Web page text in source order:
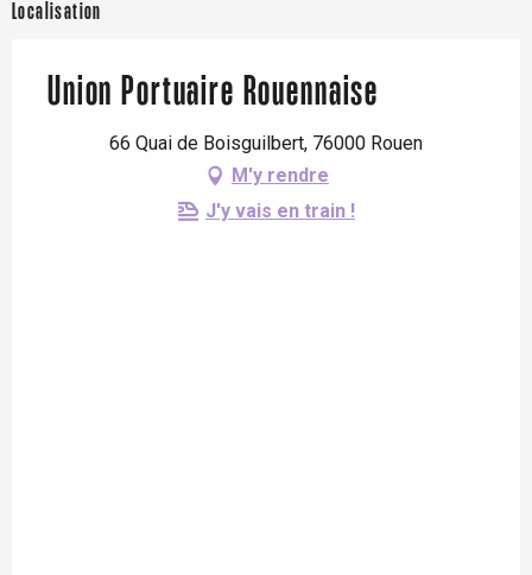
Localisation
Union Portuaire Rouennaise
66 Quai de Boisguilbert, 76000 Rouen
M'y rendre
J'y vais en train !